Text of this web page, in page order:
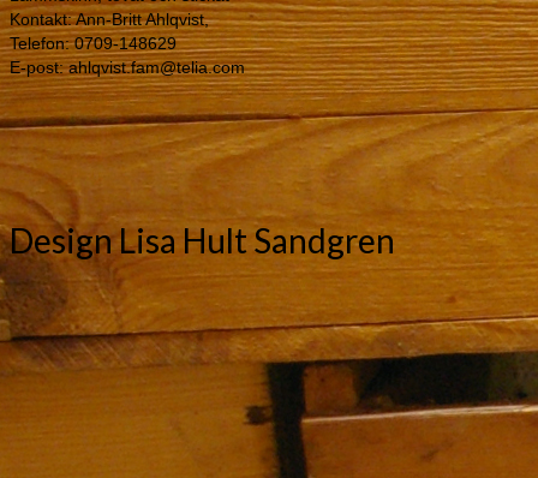
Design Lisa Hult Sandgren
Grafiska kort och posters samt akvareller
Kontakt: Lisa Hult Sandgren
Telefon: 0709-433740
www.lisahultsandgren.se